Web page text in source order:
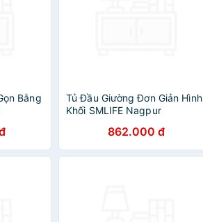
Bằng
Tủ Đầu Giường Đơn Giản Hình
Khối SMLIFE Nagpur
862.000 đ